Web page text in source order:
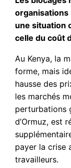
une situation
celle du coût
Au Kenya, la
forme, mais
hausse des
les marchés
perturbations
d’Ormuz, est
payer la crise
travailleurs.